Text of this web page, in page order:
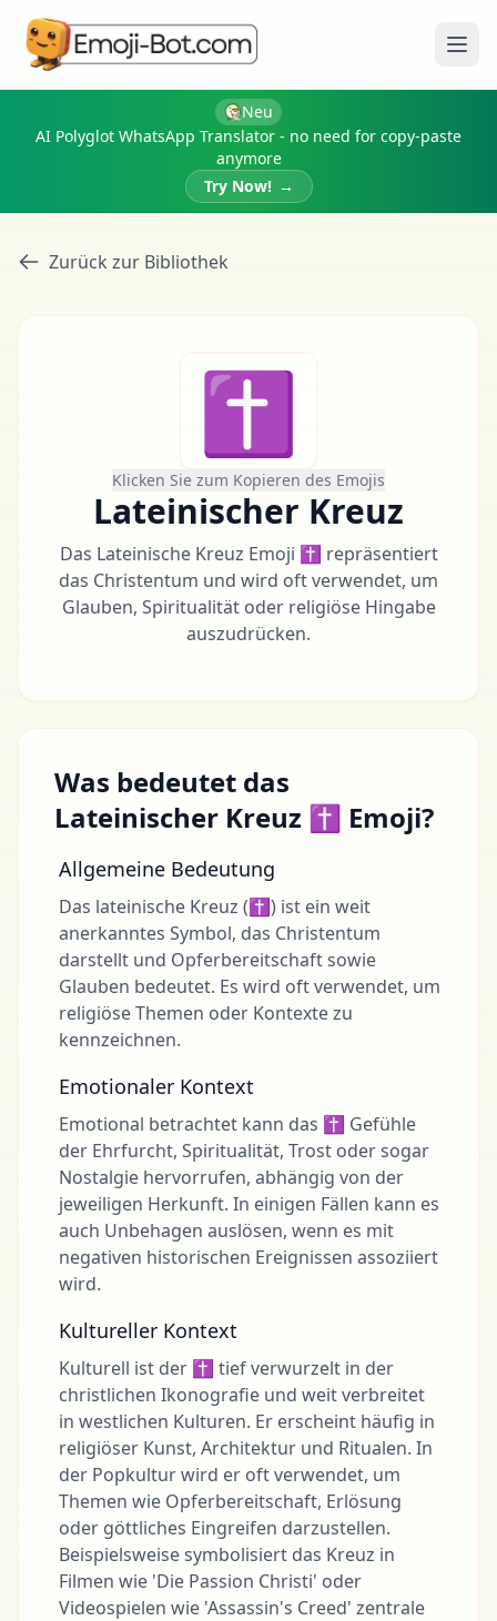
Neu
AI Polyglot WhatsApp Translator - no need for copy-paste
anymore
Try Now! →
Zurück zur Bibliothek
✝
Klicken Sie zum Kopieren des Emojis
Lateinischer Kreuz
Das Lateinische Kreuz Emoji ✝ repräsentiert
das Christentum und wird oft verwendet, um
Glauben, Spiritualität oder religiöse Hingabe
auszudrücken.
Was bedeutet das
Lateinischer Kreuz ✝ Emoji?
Allgemeine Bedeutung
Das lateinische Kreuz (✝) ist ein weit
anerkanntes Symbol, das Christentum
darstellt und Opferbereitschaft sowie
Glauben bedeutet. Es wird oft verwendet, um
religiöse Themen oder Kontexte zu
kennzeichnen.
Emotionaler Kontext
Emotional betrachtet kann das ✝ Gefühle
der Ehrfurcht, Spiritualität, Trost oder sogar
Nostalgie hervorrufen, abhängig von der
jeweiligen Herkunft. In einigen Fällen kann es
auch Unbehagen auslösen, wenn es mit
negativen historischen Ereignissen assoziiert
wird.
Kultureller Kontext
Kulturell ist der ✝ tief verwurzelt in der
christlichen Ikonografie und weit verbreitet
in westlichen Kulturen. Er erscheint häufig in
religiöser Kunst, Architektur und Ritualen. In
der Popkultur wird er oft verwendet, um
Themen wie Opferbereitschaft, Erlösung
oder göttliches Eingreifen darzustellen.
Beispielsweise symbolisiert das Kreuz in
Filmen wie 'Die Passion Christi' oder
Videospielen wie 'Assassin's Creed' zentrale